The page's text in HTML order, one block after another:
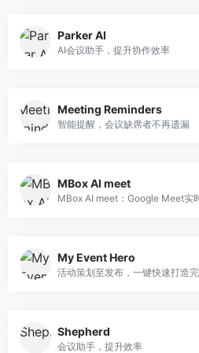
Parker AI
AI会议助手，提升协作效率
Meeting Reminders
智能提醒，会议缺席者不再遗漏
MBox AI meet
MBox AI meet：Google Meet实
My Event Hero
活动策划至发布，一键快速打造完
Shepherd
会议助手，提升效率